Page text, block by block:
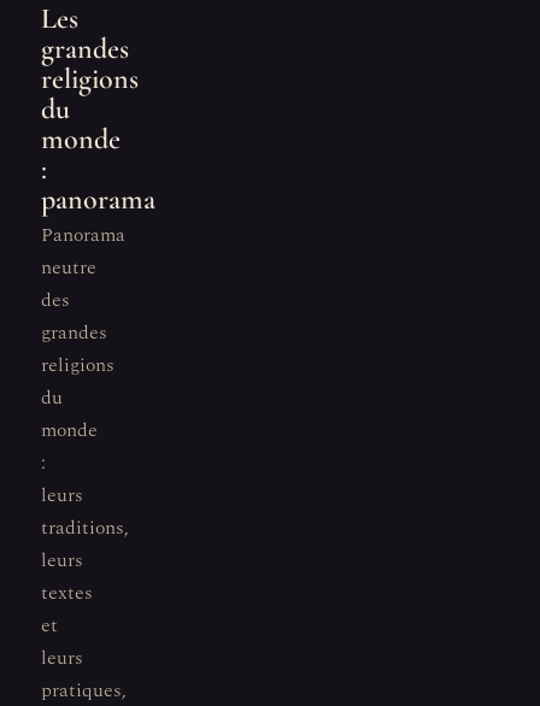
Les
grandes
religions
du
monde
:
panorama
Panorama
neutre
des
grandes
religions
du
monde
:
leurs
traditions,
leurs
textes
et
leurs
pratiques,